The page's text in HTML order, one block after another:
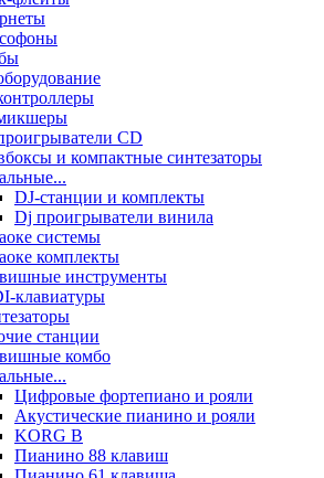
CD
и компактные синтезаторы
DJ-станции и комплекты
Dj проигрыватели винила
системы
комплекты
инструменты
клавиатуры
станции
комбо
Цифровые фортепиано и рояли
Акустические пианино и рояли
KORG B
Пианино 88 клавиш